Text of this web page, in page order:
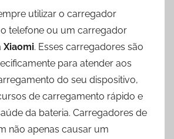
utilizar o carregador
telefone ou um carregador
Xiaomi. Esses carregadores são
para atender aos
do seu dispositivo,
de carregamento rápido e
da bateria. Carregadores de
não apenas causar um